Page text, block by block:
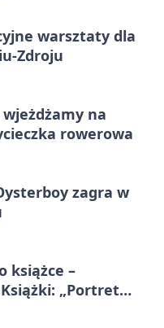
warsztaty dla
Zdroju
na
rowerowa
zagra w
książce –
„Portret